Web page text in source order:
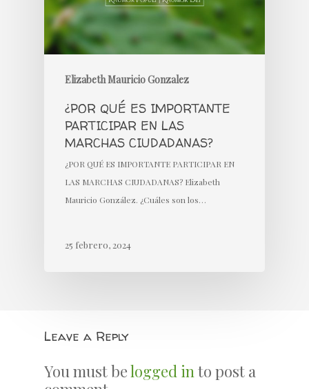
Elizabeth Mauricio Gonzalez
¿POR QUÉ ES IMPORTANTE
PARTICIPAR EN LAS
MARCHAS CIUDADANAS?
¿POR QUÉ ES IMPORTANTE PARTICIPAR EN
LAS MARCHAS CIUDADANAS? Elizabeth
Mauricio González. ¿Cuáles son los…
25 febrero, 2024
Leave a Reply
You must belogged into post a